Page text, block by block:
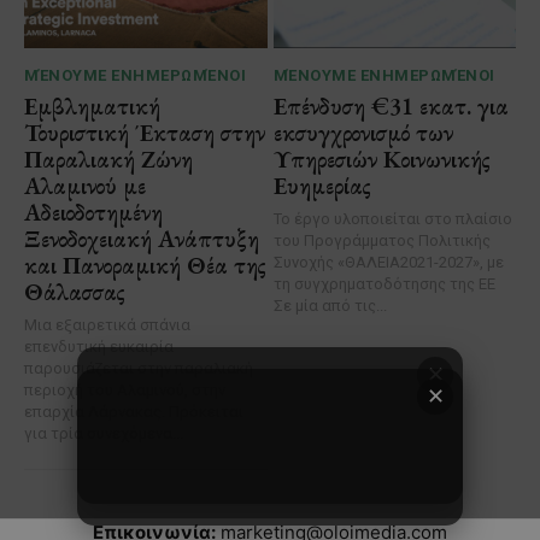
Επικοινωνία: marketing@oloimedia.com
✕